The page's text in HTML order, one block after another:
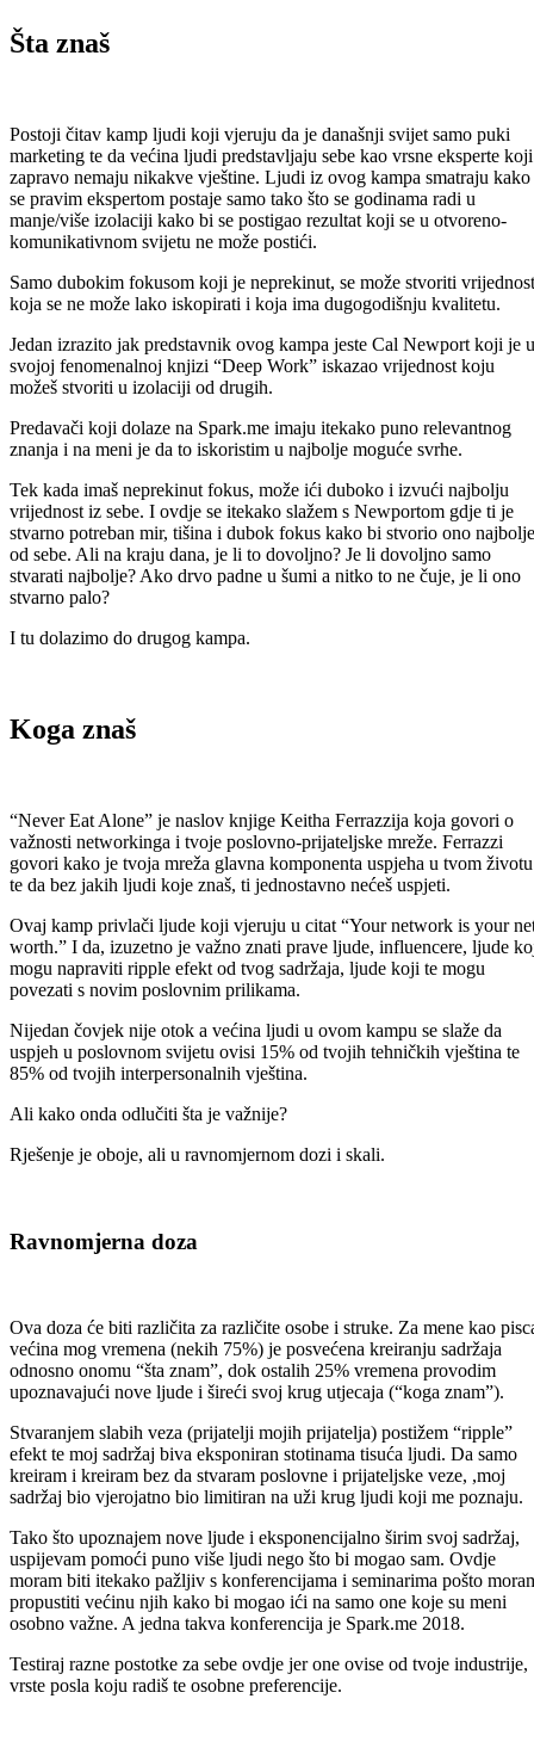
Šta znaš
Postoji čitav kamp ljudi koji vjeruju da je današnji svijet samo puki
marketing te da većina ljudi predstavljaju sebe kao vrsne eksperte koji
zapravo nemaju nikakve vještine. Ljudi iz ovog kampa smatraju kako
se pravim ekspertom postaje samo tako što se godinama radi u
manje/više izolaciji kako bi se postigao rezultat koji se u otvoreno-
komunikativnom svijetu ne može postići.
Samo dubokim fokusom koji je neprekinut, se može stvoriti vrijednost
koja se ne može lako iskopirati i koja ima dugogodišnju kvalitetu.
Jedan izrazito jak predstavnik ovog kampa jeste Cal Newport koji je u
svojoj fenomenalnoj knjizi “Deep Work” iskazao vrijednost koju
možeš stvoriti u izolaciji od drugih.
Predavači koji dolaze na Spark.me imaju itekako puno relevantnog
znanja i na meni je da to iskoristim u najbolje moguće svrhe.
Tek kada imaš neprekinut fokus, može ići duboko i izvući najbolju
vrijednost iz sebe. I ovdje se itekako slažem s Newportom gdje ti je
stvarno potreban mir, tišina i dubok fokus kako bi stvorio ono najbolje
od sebe. Ali na kraju dana, je li to dovoljno? Je li dovoljno samo
stvarati najbolje? Ako drvo padne u šumi a nitko to ne čuje, je li ono
stvarno palo?
I tu dolazimo do drugog kampa.
Koga znaš
“Never Eat Alone” je naslov knjige Keitha Ferrazzija koja govori o
važnosti networkinga i tvoje poslovno-prijateljske mreže. Ferrazzi
govori kako je tvoja mreža glavna komponenta uspjeha u tvom životu
te da bez jakih ljudi koje znaš, ti jednostavno nećeš uspjeti.
Ovaj kamp privlači ljude koji vjeruju u citat “Your network is your
worth.” I da, izuzetno je važno znati prave ljude, influencere, ljude
mogu napraviti ripple efekt od tvog sadržaja, ljude koji te mogu
povezati s novim poslovnim prilikama.
Nijedan čovjek nije otok a većina ljudi u ovom kampu se slaže da
uspjeh u poslovnom svijetu ovisi 15% od tvojih tehničkih vještina te
85% od tvojih interpersonalnih vještina.
Ali kako onda odlučiti šta je važnije?
Rješenje je oboje, ali u ravnomjernom dozi i skali.
Ravnomjerna doza
Ova doza će biti različita za različite osobe i struke. Za mene kao
većina mog vremena (nekih 75%) je posvećena kreiranju sadržaja
odnosno onomu “šta znam”, dok ostalih 25% vremena provodim
upoznavajući nove ljude i šireći svoj krug utjecaja (“koga znam”).
Stvaranjem slabih veza (prijatelji mojih prijatelja) postižem “ripple”
efekt te moj sadržaj biva eksponiran stotinama tisuća ljudi. Da samo
kreiram i kreiram bez da stvaram poslovne i prijateljske veze, ,moj
sadržaj bio vjerojatno bio limitiran na uži krug ljudi koji me poznaju.
Tako što upoznajem nove ljude i eksponencijalno širim svoj sadržaj,
uspijevam pomoći puno više ljudi nego što bi mogao sam. Ovdje
moram biti itekako pažljiv s konferencijama i seminarima pošto
propustiti većinu njih kako bi mogao ići na samo one koje su meni
osobno važne. A jedna takva konferencija je Spark.me 2018.
Testiraj razne postotke za sebe ovdje jer one ovise od tvoje industrije,
vrste posla koju radiš te osobne preferencije.